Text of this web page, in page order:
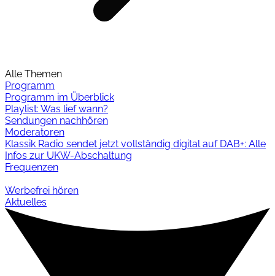
Alle Themen
Programm
Programm im Überblick
Playlist: Was lief wann?
Sendungen nachhören
Moderatoren
Klassik Radio sendet jetzt vollständig digital auf DAB+: Alle
Infos zur UKW-Abschaltung
Frequenzen
Werbefrei hören
Aktuelles